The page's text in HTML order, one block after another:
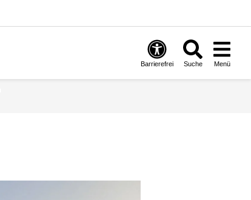
Barrierefrei Suche Menü